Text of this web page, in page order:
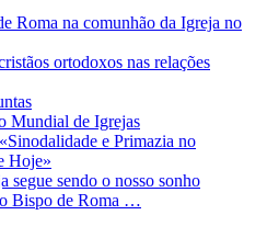
Roma na comunhão da Igreja no
ortodoxos nas relações
Mundial de Igrejas
e Primazia no
Hoje»
segue sendo o nosso sonho
Bispo de Roma …